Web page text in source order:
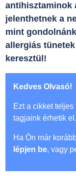
antihisztaminok
jelenthetnek a
mint
allergiás
keresztül!
Kedves Olvasó!
Ezt a cikket
tagjaink érhetik el.
Ha Ön már
lépjen be, vagy